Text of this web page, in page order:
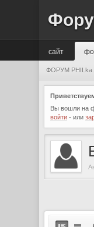
сайт
ФОРУМ
Вы вошли на
войти - или